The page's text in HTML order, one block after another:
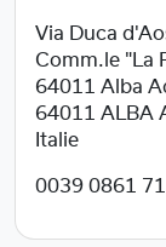
Via Duca
Comm.le "La
64011 Alba
64011 ALBA
Italie
0039 0861